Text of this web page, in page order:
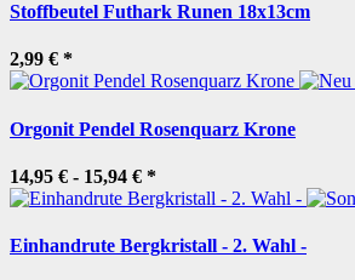
Stoffbeutel Futhark Runen 18x13cm
2,99 € *
Orgonit Pendel Rosenquarz Krone
14,95 € - 15,94 € *
Einhandrute Bergkristall - 2. Wahl -